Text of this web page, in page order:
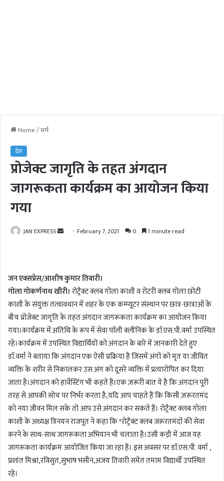
Home/धर्म
देश
प्रोजेक्ट जागृति के तहत अंगदान
जागरूकता कार्यक्रम का आयोजन किया
गया
JAN EXPRESS
a
n
e
m
a
i
l
February 7, 2021 0 1 minute read
जन एक्सप्रेस/आशीष कुमार तिवारी।
गोला गोकर्णनाथ खीरी। रोट्रैक्ट क्लब गोला काशी व रोटरी क्लब गोला छोटी
काशी के संयुक्त तत्वावधान में शहर के एक कम्प्यूटर संस्थान पर छात्र-छात्राओं के
बीच प्रोजेक्ट जागृति के तहत अंगदान जागरूकता कार्यक्रम का आयोजन किया
गया।कार्यक्रम में अतिथि के रूप में सेवा पाॅली क्लीनिक के डाॅ.एस.पी.वर्मा उपस्थित
रहे।कार्यक्रम में उपस्थित विद्यार्थियों को अंगदान के बारे में जानकारी देते हुए
डाॅ.वर्मा ने बताया कि अंगदान एक ऐसी प्रक्रिया है जिसमें अंगों को मृत या जीवित
व्यक्ति के शरीर से निकालकर उस अंग को दूसरे व्यक्ति में प्रत्यारोपित कर दिया
जाता है।अंगदान को हार्वेस्टिंग भी कहते हैं।एक ज़रूरी बात ये है कि अंगदान पूरी
तरह से आपकी सोच पर निर्भर करता है,यदि आप चाहते हैं कि किसी ज़रूरतमंद
को नया जीवन मिल सके तो आप उसे अंगदान कर सकते हैं। रोट्रैक्ट क्लब गोला
काशी के अध्यक्ष त्रिनयन राजपूत ने कहा कि *रोट्रैक्ट क्लब जरूरतमंदों की सेवा
करने के साथ-साथ जागरूकता अभियान भी चलाता है।उसी कड़ी में आज यह
जागरूकता कार्यक्रम आयोजित किया जा रहा है। इस अवसर पर डाॅ.एस.पी. वर्मा ,
प्रशांत मिश्रा,रविसुत,सुभाष भसीन,अजय तिवारी समेत तमाम विद्यार्थी उपस्थित
रहे।